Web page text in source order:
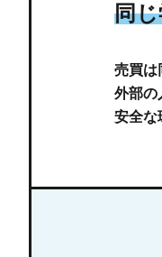
同
売買は
外部の
安全な